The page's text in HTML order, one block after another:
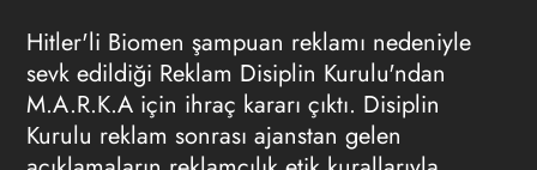
Hitler'li Biomen şampuan reklamı nedeniyle
sevk edildiği Reklam Disiplin Kurulu'ndan
M.A.R.K.A için ihraç kararı çıktı. Disiplin
Kurulu reklam sonrası ajanstan gelen